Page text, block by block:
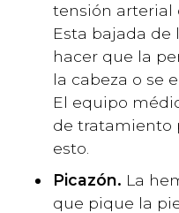
tensión arterial
Esta bajada
hacer que la
la cabeza o se
El equipo
de tratamiento
esto.
Picazón. La
que pique la